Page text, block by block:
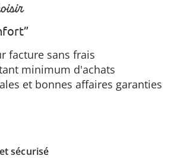
sécurisé
facture sans frais
minimum d'achats
et bonnes affaires garanties